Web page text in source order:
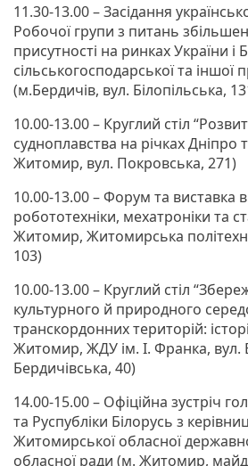
11.30-13.00 – Засідання
Робочої групи з питань
присутності на ринках України і
сільськогосподарської та іншої
(м.Бердичів, вул. Білопільська,
10.00-13.00 – Круглий стіл
судноплавства на річках Дніпро
Житомир, вул. Покровська, 271)
10.00-13.00 – Форум та виставка
робототехніки, мехатроніки та
Житомир, Житомирська
103)
10.00-13.00 – Круглий стіл
культурного й природного
транскордонних територій:
Житомир, ЖДУ ім. І. Франка, вул.
Бердичівська, 40)
14.00-15.00 – Офіційна зустріч
та Руспубліки Білорусь з
Житомирської обласної
обласної ради (м. Житомир,